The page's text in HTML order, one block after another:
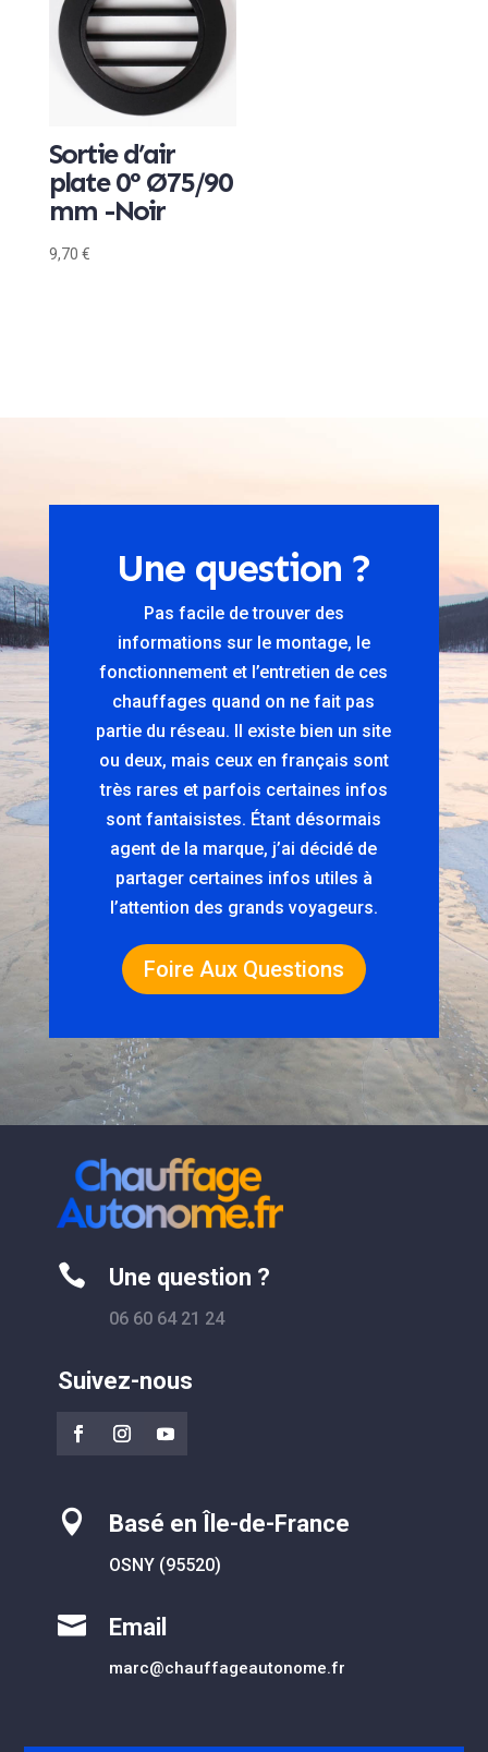
Sortie d’air
plate 0° Ø75/90
mm -Noir
9,70 €
Une question ?
Pas facile de trouver des
informations sur le montage, le
fonctionnement et l’entretien de ces
chauffages quand on ne fait pas
partie du réseau. Il existe bien un site
ou deux, mais ceux en français sont
très rares et parfois certaines infos
sont fantaisistes. Étant désormais
agent de la marque, j’ai décidé de
partager certaines infos utiles à
l’attention des grands voyageurs.
Foire Aux Questions
 Une question ?
06 60 64 21 24
Suivez-nous
 Basé en Île-de-France
OSNY (95520)
 Email
marc@chauffageautonome.fr